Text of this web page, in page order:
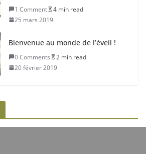
1 Comment
4 min read
25 mars 2019
Bienvenue au monde de l’éveil !
0 Comments
2 min read
20 février 2019